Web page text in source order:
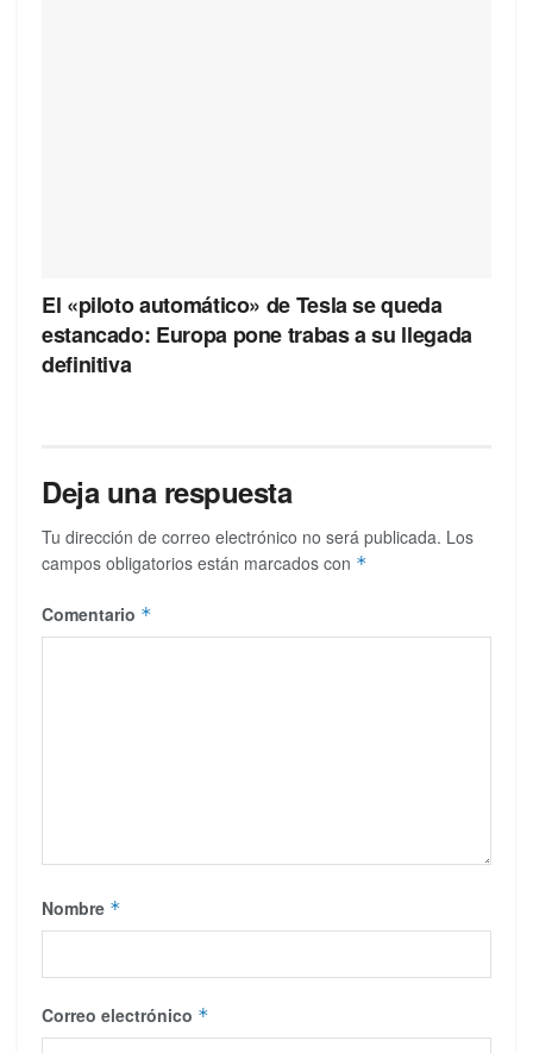
El «piloto automático» de Tesla se queda
estancado: Europa pone trabas a su llegada
definitiva
Deja una respuesta
Tu dirección de correo electrónico no será publicada. Los
campos obligatorios están marcados con *
Comentario *
Nombre *
Correo electrónico *